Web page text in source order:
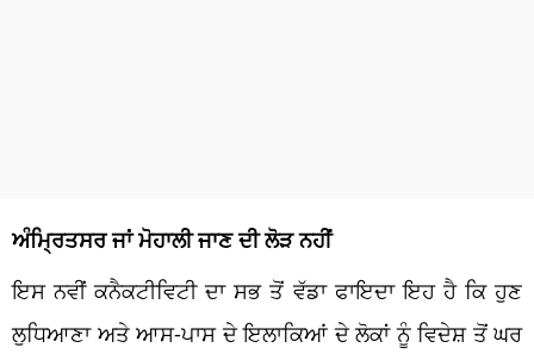
ਅੰਮ੍ਰਿਤਸਰ ਜਾਂ ਮੋਹਾਲੀ ਜਾਣ ਦੀ ਲੋੜ ਨਹੀਂ
ਇਸ ਨਵੀਂ ਕਨੈਕਟੀਵਿਟੀ ਦਾ ਸਭ ਤੋਂ ਵੱਡਾ ਫਾਇਦਾ ਇਹ ਹੈ ਕਿ ਹੁਣ
ਲੁਧਿਆਣਾ ਅਤੇ ਆਸ-ਪਾਸ ਦੇ ਇਲਾਕਿਆਂ ਦੇ ਲੋਕਾਂ ਨੂੰ ਵਿਦੇਸ਼ ਤੋਂ ਘਰ